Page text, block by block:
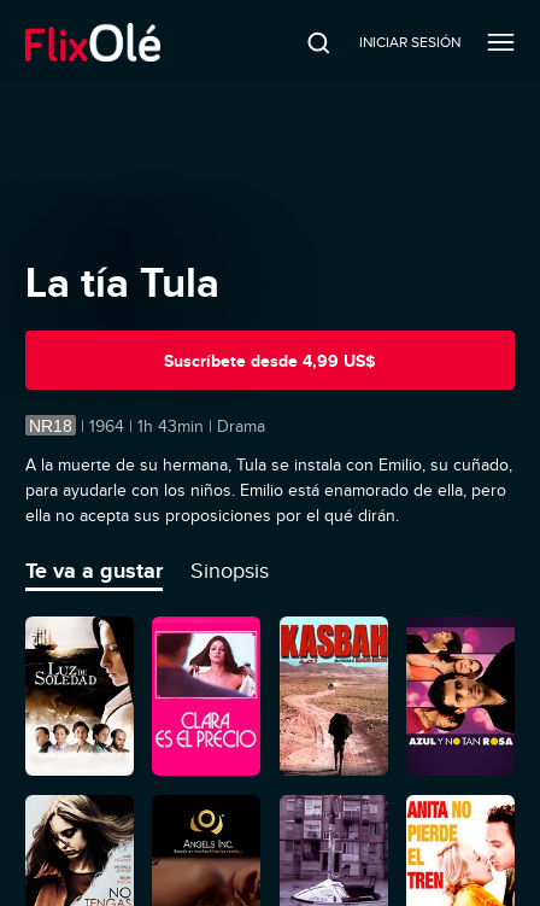
INICIAR SESIÓN
La tía Tula
Suscríbete desde 4,99 US$
NR18 | 1964 | 1h 43min | Drama
A la muerte de su hermana, Tula se instala con Emilio, su cuñado,
para ayudarle con los niños. Emilio está enamorado de ella, pero
ella no acepta sus proposiciones por el qué dirán.
Te va a gustar Sinopsis